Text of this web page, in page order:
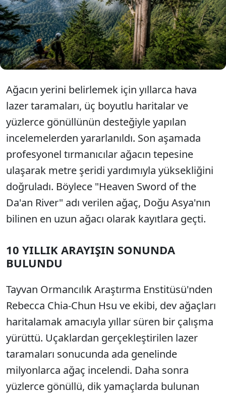
yüksekliğiyle bölgedeki tüm ağaçları geride bıraktı.
Araştırmacılar, bin yılı aşkın bir geçmişe sahip
olduğu düşünülen ağacın, sık ormanlar ve sarp
araziler nedeniyle uzun süre gözden uzak kaldığını
belirtiyor.
Ağacın yerini belirlemek için yıllarca hava
lazer taramaları, üç boyutlu haritalar ve
yüzlerce gönüllünün desteğiyle yapılan
incelemelerden yararlanıldı. Son aşamada
profesyonel tırmanıcılar ağacın tepesine
ulaşarak metre şeridi yardımıyla yüksekliğini
doğruladı. Böylece "Heaven Sword of the
Da'an River" adı verilen ağaç, Doğu Asya'nın
bilinen en uzun ağacı olarak kayıtlara geçti.
10 YILLIK ARAYIŞIN SONUNDA
BULUNDU
Tayvan Ormancılık Araştırma Enstitüsü'nden
Rebecca Chia-Chun Hsu ve ekibi, dev ağaçları
haritalamak amacıyla yıllar süren bir çalışma
yürüttü. Uçaklardan gerçekleştirilen lazer
taramaları sonucunda ada genelinde
milyonlarca ağaç incelendi. Daha sonra
yüzlerce gönüllü, dik yamaçlarda bulunan